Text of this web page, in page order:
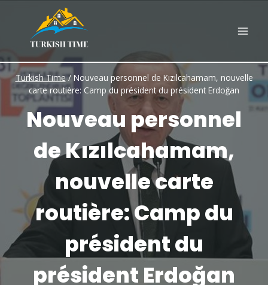
content
Turkish Time/ Nouveau personnel de Kızılcahamam, nouvelle
carte routière: Camp du président du président Erdoğan
Nouveau personnel
de Kızılcahamam,
nouvelle carte
routière: Camp du
président du
président Erdoğan